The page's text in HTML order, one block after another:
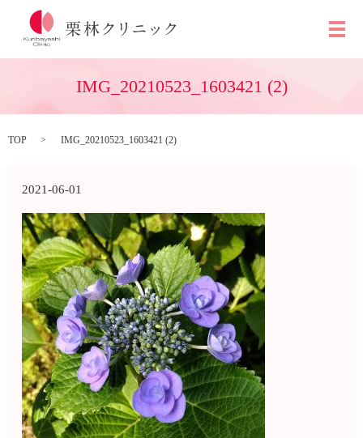
メ
IMG_20210523_1603421 (2)
TOP IMG_20210523_1603421 (2)
2021-06-01